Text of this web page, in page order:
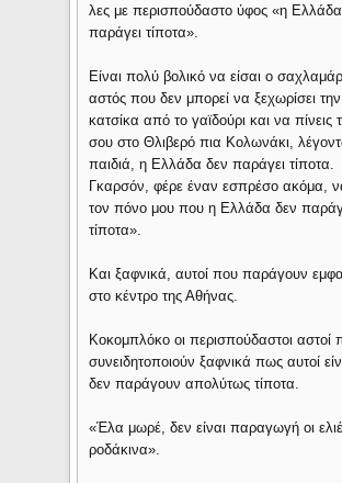
λες με περισπούδαστο ύφος «η
παράγει τίποτα».
Είναι πολύ βολικό να είσαι ο
αστός που δεν μπορεί να ξεχωρίσει την
κατσίκα από το γαϊδούρι και να πίνεις
σου στο Θλιβερό πια Κολωνάκι,
παιδιά, η Ελλάδα δεν παράγει τίποτα.
Γκαρσόν, φέρε έναν εσπρέσο ακόμα,
τον πόνο μου που η Ελλάδα δεν
τίποτα».
Και ξαφνικά, αυτοί που παράγουν
στο κέντρο της Αθήνας.
Κοκομπλόκο οι περισπούδαστοι αστοί
συνειδητοποιούν ξαφνικά πως αυτοί
δεν παράγουν απολύτως τίποτα.
«Έλα μωρέ, δεν είναι παραγωγή οι
ροδάκινα».